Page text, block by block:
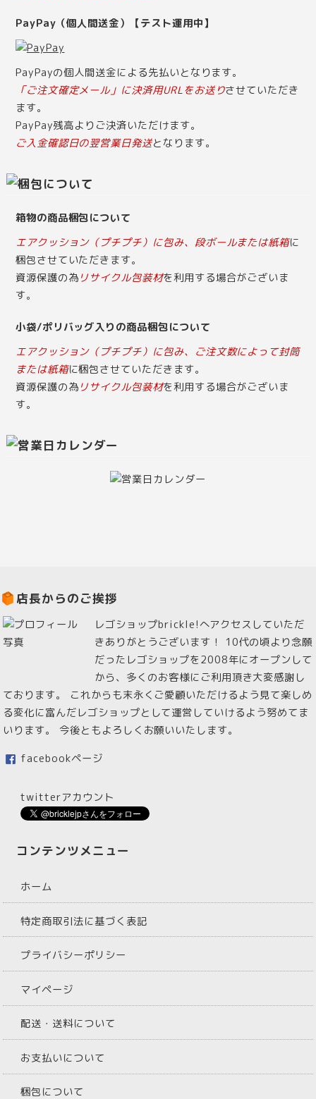
PayPay（個人間送金）【テスト運用中】
PayPayの個人間送金による先払いとなります。
「ご注文確定メール」に決済用URLをお送りさせていただき
ます。
PayPay残高よりご決済いただけます。
ご入金確認日の翌営業日発送となります。
箱物の商品梱包について
エアクッション（プチプチ）に包み、段ボールまたは紙箱に
梱包させていただきます。
資源保護の為 リサイクル包装材を利用する場合がございま
す。
小袋/ポリバッグ入りの商品梱包について
エアクッション（プチプチ）に包み、ご注文数によって封筒
または紙箱に梱包させていただきます。
資源保護の為 リサイクル包装材を利用する場合がございま
す。
店長からのご挨拶
レゴショップbrickle!へアクセスしていただ
きありがとうございます！ 10代の頃より念願
だったレゴショップを2008年にオープンして
から、多くのお客様にご利用頂き大変感謝し
ております。 これからも末永くご愛顧いただけるよう見て楽しめ
る変化に富んだレゴショップとして運営していけるよう努めてま
いります。 今後ともよろしくお願いいたします。
facebookページ
twitterアカウント
コンテンツメニュー
ホーム
特定商取引法に基づく表記
プライバシーポリシー
マイページ
配送・送料について
お支払いについて
梱包について